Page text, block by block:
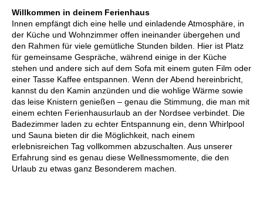
Willkommen in deinem Ferienhaus
Innen empfängt dich eine helle und einladende Atmosphäre, in
der Küche und Wohnzimmer offen ineinander übergehen und
den Rahmen für viele gemütliche Stunden bilden. Hier ist Platz
für gemeinsame Gespräche, während einige in der Küche
stehen und andere sich auf dem Sofa mit einem guten Film oder
einer Tasse Kaffee entspannen. Wenn der Abend hereinbricht,
kannst du den Kamin anzünden und die wohlige Wärme sowie
das leise Knistern genießen – genau die Stimmung, die man mit
einem echten Ferienhausurlaub an der Nordsee verbindet. Die
Badezimmer laden zu echter Entspannung ein, denn Whirlpool
und Sauna bieten dir die Möglichkeit, nach einem
erlebnisreichen Tag vollkommen abzuschalten. Aus unserer
Erfahrung sind es genau diese Wellnessmomente, die den
Urlaub zu etwas ganz Besonderem machen.